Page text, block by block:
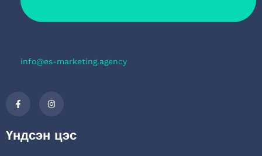
info@es-marketing.agency
Үндсэн цэс